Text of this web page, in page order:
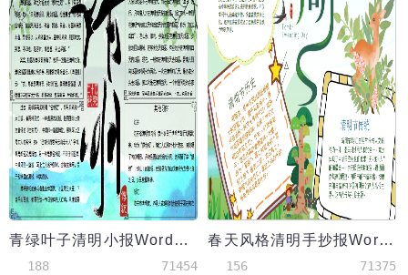
青绿叶子清明小报Word模板
188 71454
春天风格清明手抄报Word模板
156 71375